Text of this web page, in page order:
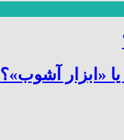
یا «ابزار آشوب»؟